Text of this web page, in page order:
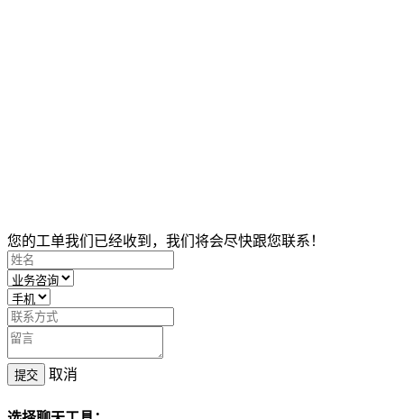
您的工单我们已经收到，我们将会尽快跟您联系！
提交 取消